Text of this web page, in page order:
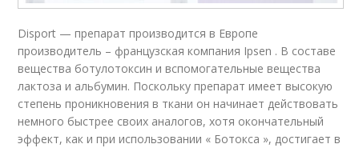
Disport — препарат производится в Европе
производитель – французская компания Ipsen . В составе
вещества ботулотоксин и вспомогательные вещества
лактоза и альбумин. Поскольку препарат имеет высокую
степень проникновения в ткани он начинает действовать
немного быстрее своих аналогов, хотя окончательный
эффект, как и при использовании « Ботокса », достигает в